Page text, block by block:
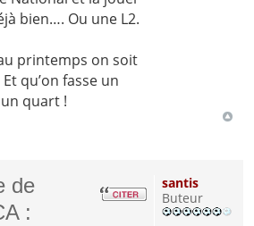
bien…. Ou une L2.
printemps on soit
qu’on fasse un
quart !
de
:
santis
Buteur